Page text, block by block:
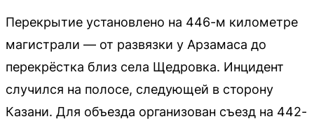
Перекрытие установлено на 446-м километре
магистрали — от развязки у Арзамаса до
перекрёстка близ села Щедровка. Инцидент
случился на полосе, следующей в сторону
Казани. Для объезда организован съезд на 442-